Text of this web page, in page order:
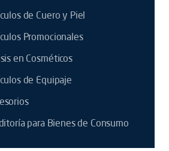
de Cuero y Piel
Promocionales
en Cosméticos
de Equipaje
para Bienes de Consumo